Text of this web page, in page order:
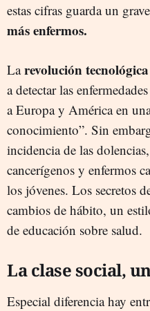
estas cifras guarda un
más enfermos.
Larevolución
a detectar las
a Europa y América en
conocimiento”. Sin
incidencia de las
cancerígenos y enfermos
los jóvenes. Los secretos
cambios de hábito, un
de educación sobre salud.
La clase social,
Especial diferencia hay